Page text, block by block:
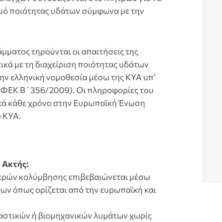
ποιότητας υδάτων σύμφωνα με την
τηρούνται οι απαιτήσεις της
με τη διαχείριση ποιότητας υδάτων
ελληνική νομοθεσία μέσω της ΚΥΑ υπ’
Β΄356/2009). Οι πληροφορίες του
κάθε χρόνο στην Ευρωπαϊκή Ένωση
ΚΥΑ.
Ακτής:
κολύμβησης επιβεβαιώνεται μέσω
όπως ορίζεται από την ευρωπαϊκή και
ή βιομηχανικών λυμάτων χωρίς